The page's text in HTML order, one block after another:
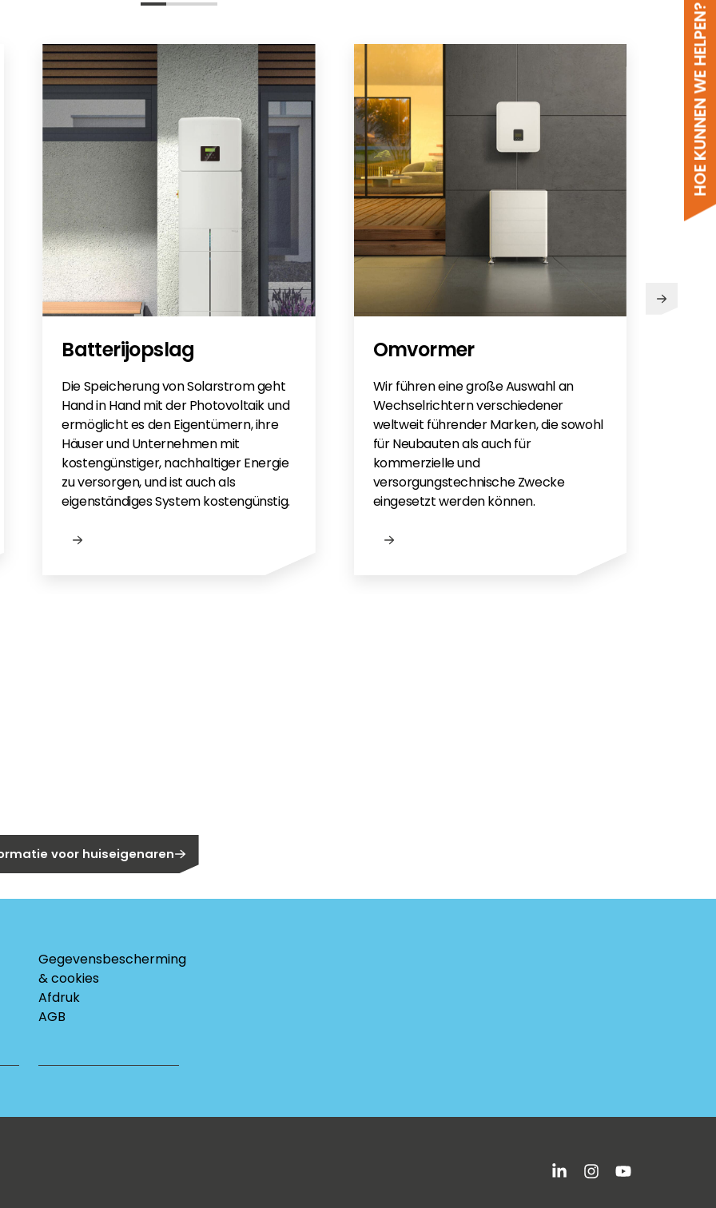
HOE KUNNEN WE HELPEN?
Batterijopslag
Die Speicherung von Solarstrom geht
Hand in Hand mit der Photovoltaik und
ermöglicht es den Eigentümern, ihre
Häuser und Unternehmen mit
kostengünstiger, nachhaltiger Energie
zu versorgen, und ist auch als
eigenständiges System kostengünstig.
Omvormer
Wir führen eine große Auswahl an
Wechselrichtern verschiedener
weltweit führender Marken, die sowohl
für Neubauten als auch für
kommerzielle und
versorgungstechnische Zwecke
eingesetzt werden können.
voor huiseigenaren
Gegevensbescherming
& cookies
Afdruk
AGB